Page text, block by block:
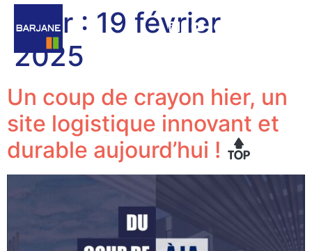
Jour : 19 février
2025
Un coup de crayon hier, un
site logistique innovant et
durable aujourd’hui !